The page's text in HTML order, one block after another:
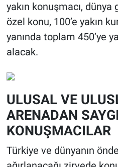
yakın konuşmacı,
özel konu, 100’e yakın
yanında toplam 450’ye
alacak.
ULUSAL VE
ARENADAN
KONUŞMACILAR
Türkiye ve dünyanın